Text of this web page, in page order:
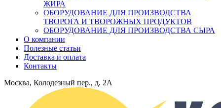
ЖИРА
ОБОРУДОВАНИЕ ДЛЯ ПРОИЗВОДСТВА
ТВОРОГА И ТВОРОЖНЫХ ПРОДУКТОВ
ОБОРУДОВАНИЕ ДЛЯ ПРОИЗВОДСТВА СЫРА
О компании
Полезные статьи
Доставка и оплата
Контакты
Москва, Колодезный пер., д. 2А